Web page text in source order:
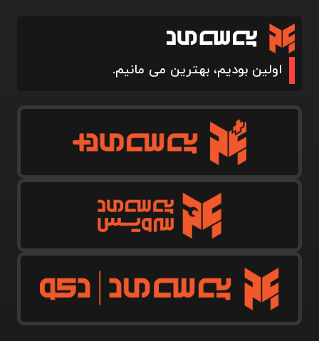
اولین بودیم، بهترین می مانیم.